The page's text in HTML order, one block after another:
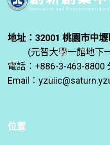
地址：32001 桃園市中
(元智大學一館地下一
電話：+886-3-463-8800
Email：
位置